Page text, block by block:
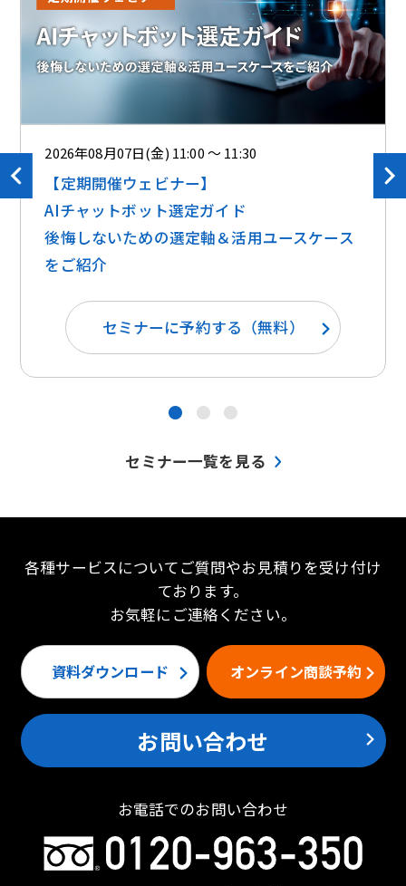
2026年08月07日(金) 11:00 ～ 11:30
【定期開催ウェビナー】
AIチャットボット選定ガイド
後悔しないための選定軸＆活用ユースケース
をご紹介
セミナーに予約する（無料）
● ● ●
セミナー一覧を見る
各種サービスについてご質問やお見積りを受け付け
ております。
お気軽にご連絡ください。
資料ダウンロード オンライン商談予約
お問い合わせ
お電話でのお問い合わせ